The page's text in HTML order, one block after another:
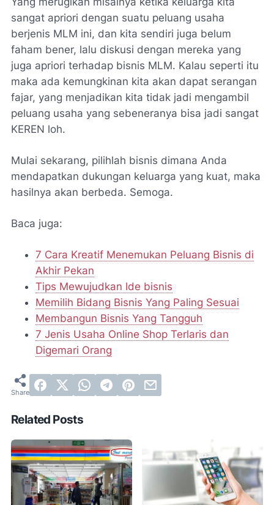
sangat apriori dengan suatu peluang usaha
berjenis MLM ini, dan kita sendiri juga belum
faham bener, lalu diskusi dengan mereka yang
juga apriori terhadap bisnis MLM. Kalau seperti itu
maka ada kemungkinan kita akan dapat serangan
fajar, yang menjadikan kita tidak jadi mengambil
peluang usaha yang sebeneranya bisa jadi sangat
KEREN loh.
Mulai sekarang, pilihlah bisnis dimana Anda
mendapatkan dukungan keluarga yang kuat, maka
hasilnya akan berbeda. Semoga.
Baca juga:
7 Cara Kreatif Menemukan Peluang Bisnis di
Akhir Pekan
Tips Mewujudkan Ide bisnis
Memilih Bidang Bisnis Yang Paling Sesuai
Membangun Bisnis Yang Tangguh
7 Jenis Usaha Online Shop Terlaris dan
Digemari Orang
Related Posts